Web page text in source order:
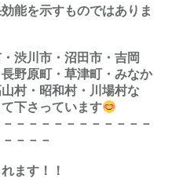
能を示すものではありま
渋川市・沼田市・吉岡
野原町・草津町・みなか
村・昭和村・川場村な
下さっています
－－－－－－－－－－－
－－－
ます！！